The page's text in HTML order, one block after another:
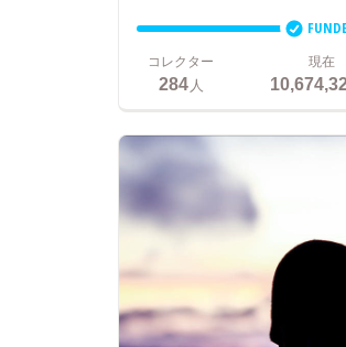
コレクター
284人
現在